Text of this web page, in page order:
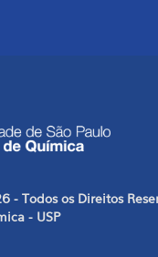
Todos os Direitos
- USP